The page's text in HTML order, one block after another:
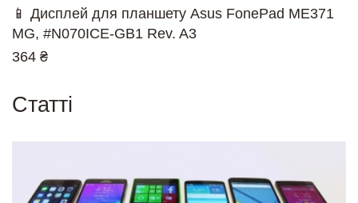
📱 Дисплей для планшету Asus FonePad ME371
MG, #N070ICE-GB1 Rev. A3
364 ₴
Cтатті